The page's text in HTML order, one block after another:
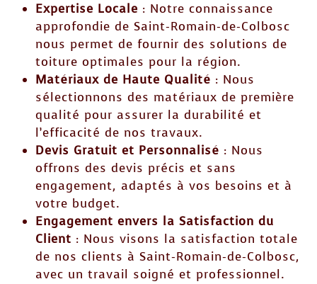
Expertise Locale : Notre connaissance
approfondie de Saint-Romain-de-Colbosc
nous permet de fournir des solutions de
toiture optimales pour la région.
Matériaux de Haute Qualité : Nous
sélectionnons des matériaux de première
qualité pour assurer la durabilité et
l’efficacité de nos travaux.
Devis Gratuit et Personnalisé : Nous
offrons des devis précis et sans
engagement, adaptés à vos besoins et à
votre budget.
Engagement envers la Satisfaction du
Client : Nous visons la satisfaction totale
de nos clients à Saint-Romain-de-Colbosc,
avec un travail soigné et professionnel.